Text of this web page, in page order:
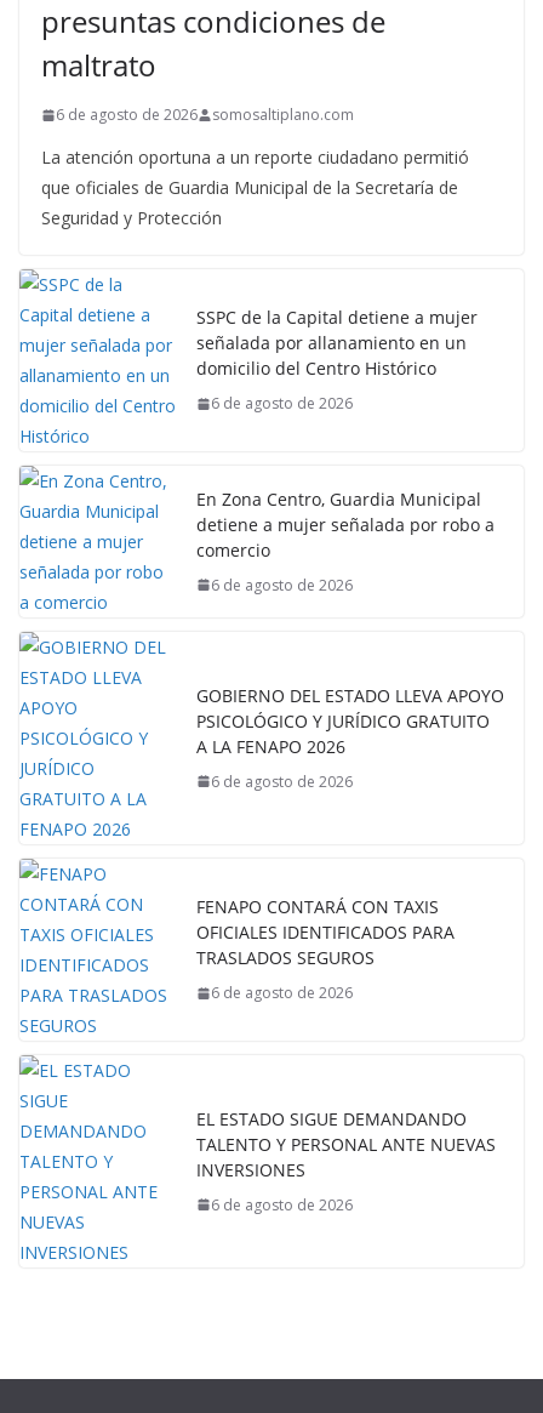
presuntas condiciones de
maltrato
6 de agosto de 2026 somosaltiplano.com
La atención oportuna a un reporte ciudadano permitió
que oficiales de Guardia Municipal de la Secretaría de
Seguridad y Protección
SSPC de la Capital detiene a mujer
señalada por allanamiento en un
domicilio del Centro Histórico
6 de agosto de 2026
En Zona Centro, Guardia Municipal
detiene a mujer señalada por robo a
comercio
6 de agosto de 2026
GOBIERNO DEL ESTADO LLEVA APOYO
PSICOLÓGICO Y JURÍDICO GRATUITO
A LA FENAPO 2026
6 de agosto de 2026
FENAPO CONTARÁ CON TAXIS
OFICIALES IDENTIFICADOS PARA
TRASLADOS SEGUROS
6 de agosto de 2026
EL ESTADO SIGUE DEMANDANDO
TALENTO Y PERSONAL ANTE NUEVAS
INVERSIONES
6 de agosto de 2026